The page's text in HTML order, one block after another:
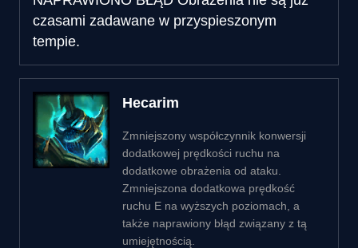
czasami zadawane w przyspieszonym
tempie.
Hecarim
Zmniejszony współczynnik konwersji
dodatkowej prędkości ruchu na
dodatkowe obrażenia od ataku.
Zmniejszona dodatkowa prędkość
ruchu E na wyższych poziomach, a
także naprawiony błąd związany z tą
umiejętnością.